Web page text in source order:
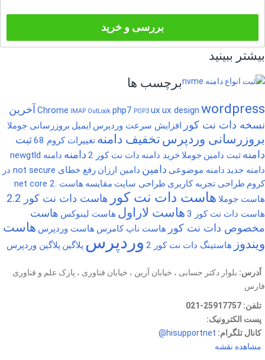
بررسی و خرید
بیشتر ببینید
برچسب ها
Chrome IMAP OutLook php7 POP3 ux ux design wordpress
آخرین
نسخه دات نت کور افزایش سرعت وردپرس ایمیل بروزرسانی جوملا
بروزرسانی وردپرستخفیف دامنه تغییرات کروم 68
ثبت
دامنه ثبت دامین جوملا خرید دامنه دات نت کور 2 دامنه دامنه newgtld
دامنه جدید دامنه موضوعی دامین دامین ارزان
رفع خطای not secure در
کروم طراحی تجربه کاربری طراحی سایت مقایسه هاست .net core 2
هاست جوملا هاست دات نت کور هاست دات نت کور 2.2
هاست دات نت کور 3 هاست لاراول هاست لینوکس هاست
مخصوص دات نت کور هاست ناپ کامرس هاست وردپرس هاست
ویندوز هاستینگ دات نت کور 2 وردپرس پلاگین پلاگین وردپرس
آدرس: بلوار دکتر حسابی ، خیابان آرین ، خیابان فناوری ، پارک علم و فناوری
فارس
تلفن: 25917757-021
پست الکترونیک:
کانال تلگرام: hisupportnet@
مشاهده نقشه